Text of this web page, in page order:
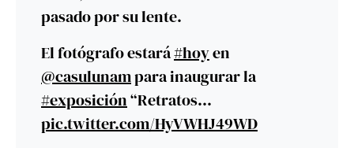
pasado por su lente.
El fotógrafo estará#hoyen
@casulunampara inaugurar la
#exposición“Retratos…
pic.twitter.com/HyVWHJ49WD